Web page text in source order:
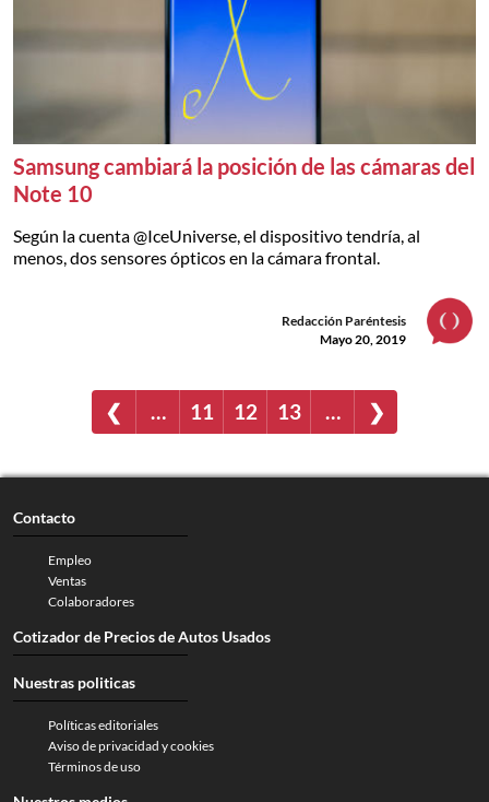
Samsung cambiará la posición de las cámaras del
Note 10
Según la cuenta @IceUniverse, el dispositivo tendría, al
menos, dos sensores ópticos en la cámara frontal.
Redacción Paréntesis
Mayo 20, 2019
❮ … 11 12 13 … ❯
Contacto
Empleo
Ventas
Colaboradores
Cotizador de Precios de Autos Usados
Nuestras politicas
Políticas editoriales
Aviso de privacidad y cookies
Términos de uso